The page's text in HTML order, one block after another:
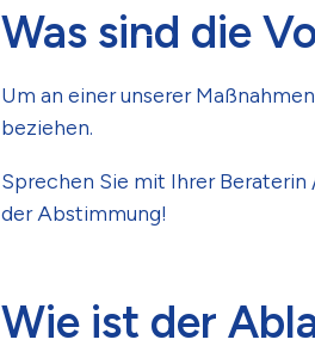
Was sind die
Um an einer unserer
beziehen.
Sprechen Sie mit Ihrer
der Abstimmung!
Wie ist der